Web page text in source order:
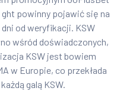
powinny pojawić się na
od weryfikacji. KSW
wśród doświadczonych,
KSW jest bowiem
w Europie, co przekłada
galą KSW.